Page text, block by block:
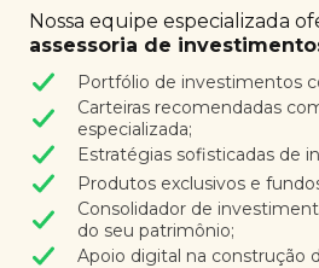
Nossa equipe especializada
assessoria de
Portfólio de investimentos
Carteiras recomendadas
especializada;
Estratégias sofisticadas de
Produtos exclusivos e
Consolidador de
do seu patrimônio;
Apoio digital na construção